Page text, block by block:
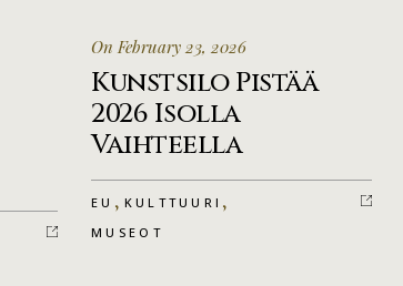
On February 23, 2026
Kunstsilo Pistää
2026 Isolla
Vaihteella
EU , KULTTUURI ,
MUSEOT